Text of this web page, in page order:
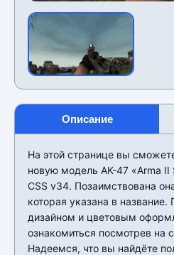
Описание
На этой странице вы
новую модель AK-47 «Arma II
CSS v34. Позаимствована
которая указана в название.
дизайном и цветовым
ознакомиться посмотрев на
Надеемся, что вы найдёте